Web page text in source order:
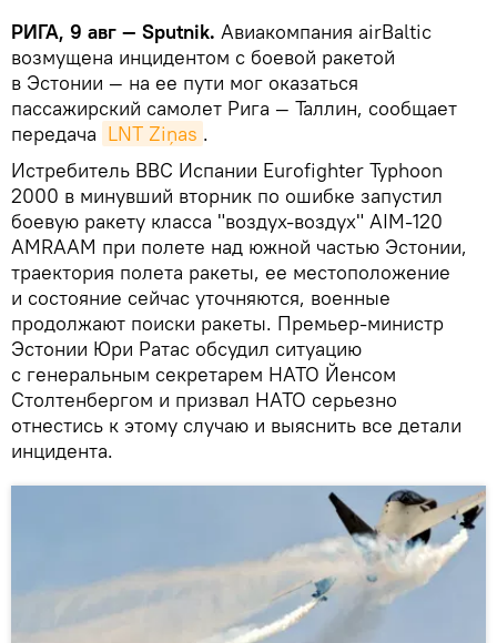
РИГА, 9 авг — Sputnik. Авиакомпания airBaltic
возмущена инцидентом с боевой ракетой
в Эстонии — на ее пути мог оказаться
пассажирский самолет Рига — Таллин, сообщает
передача LNT Ziņas .
Истребитель ВВС Испании Eurofighter Typhoon
2000 в минувший вторник по ошибке запустил
боевую ракету класса "воздух-воздух" AIM-120
AMRAAM при полете над южной частью Эстонии,
траектория полета ракеты, ее местоположение
и состояние сейчас уточняются, военные
продолжают поиски ракеты. Премьер-министр
Эстонии Юри Ратас обсудил ситуацию
с генеральным секретарем НАТО Йенсом
Столтенбергом и призвал НАТО серьезно
отнестись к этому случаю и выяснить все детали
инцидента.